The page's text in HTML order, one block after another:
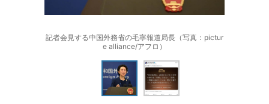
記者会見する中国外務省の毛寧報道局長（写真：pictur
e alliance/アフロ）